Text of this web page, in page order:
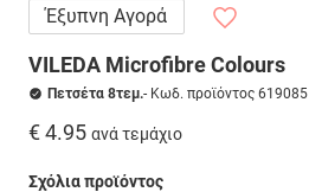
Έξυπνη Αγορά
VILEDA Microfibre Colours
Πετσέτα 8τεμ.- Κωδ. προϊόντος 619085
€ 4.95 ανά τεμάχιο
Σχόλια προϊόντος